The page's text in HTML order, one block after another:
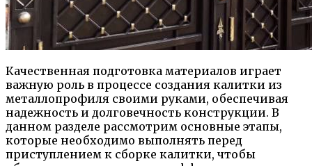
Качественная подготовка материалов играет
важную роль в процессе создания калитки из
металлопрофиля своими руками, обеспечивая
надежность и долговечность конструкции. В
данном разделе рассмотрим основные этапы,
которые необходимо выполнять перед
приступлением к сборке калитки, чтобы